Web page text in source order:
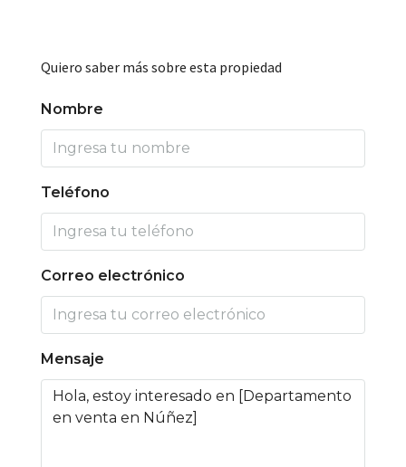
Quiero saber más sobre esta propiedad
Nombre
Teléfono
Correo electrónico
Mensaje